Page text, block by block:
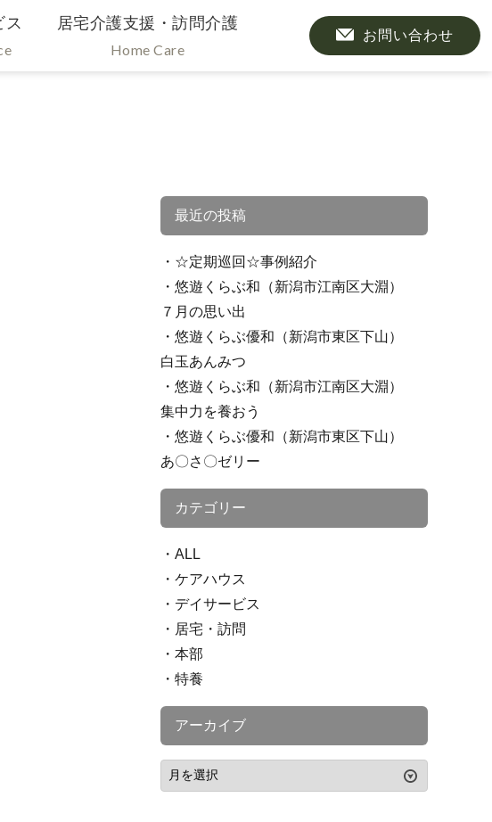
ス 居宅介護支援・訪問介護
Home Care
お問い合わせ
最近の投稿
☆定期巡回☆事例紹介
悠遊くらぶ和（新潟市江南区大淵）
７月の思い出
悠遊くらぶ優和（新潟市東区下山）
白玉あんみつ
悠遊くらぶ和（新潟市江南区大淵）
集中力を養おう
悠遊くらぶ優和（新潟市東区下山）
あ〇さ〇ゼリー
カテゴリー
ALL
ケアハウス
デイサービス
居宅・訪問
本部
特養
アーカイブ